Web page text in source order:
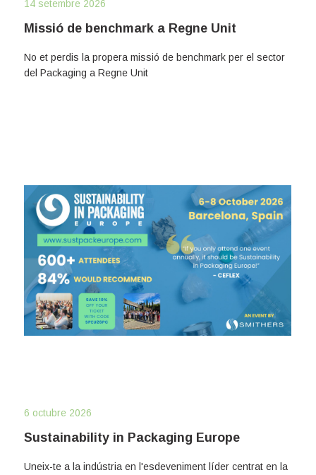
Missió de benchmark a Regne Unit
14 setembre 2026
No et perdis la propera missió de benchmark per el sector
del Packaging a Regne Unit
Sustainability in Packaging Europe
6 octubre 2026
Uneix-te a la indústria en l'esdeveniment líder centrat en la